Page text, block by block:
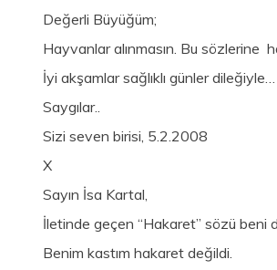
Değerli Büyüğüm;
Hayvanlar alınmasın. Bu sözlerine
İyi akşamlar sağlıklı günler dileğiyle…
Saygılar..
Sizi seven birisi, 5.2.2008
X
Sayın İsa Kartal,
İletinde geçen “Hakaret” sözü beni
Benim kastım hakaret değildi.